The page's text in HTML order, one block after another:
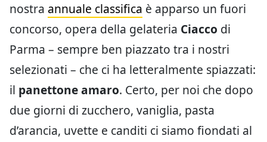
nostra annuale classifica è apparso un fuori
concorso, opera della gelateria Ciacco di
Parma – sempre ben piazzato tra i nostri
selezionati – che ci ha letteralmente spiazzati:
il panettone amaro. Certo, per noi che dopo
due giorni di zucchero, vaniglia, pasta
d’arancia, uvette e canditi ci siamo fiondati al